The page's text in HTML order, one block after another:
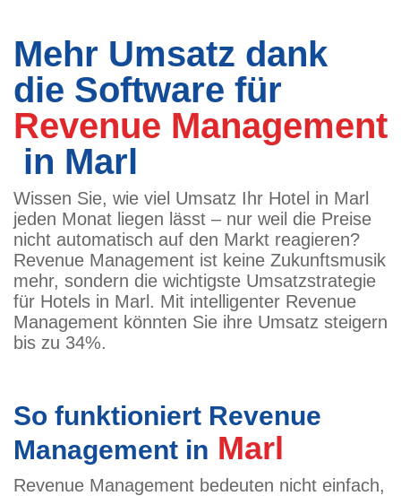
Mehr Umsatz dank
die Software für
Revenue Management
in Marl
Wissen Sie, wie viel Umsatz Ihr Hotel in Marl
jeden Monat liegen lässt – nur weil die Preise
nicht automatisch auf den Markt reagieren?
Revenue Management ist keine Zukunftsmusik
mehr, sondern die wichtigste Umsatzstrategie
für Hotels in Marl. Mit intelligenter Revenue
Management könnten Sie ihre Umsatz steigern
bis zu 34%.
So funktioniert Revenue
Management in Marl
Revenue Management bedeuten nicht einfach,